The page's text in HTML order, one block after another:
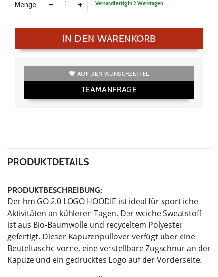
Menge Versandfertig in 2 Werktagen
IN DEN WARENKORB
AUF DEN WUNSCHZETTEL
TEAMANFRAGE
PRODUKTDETAILS
PRODUKTBESCHREIBUNG:
Der hmlGO 2.0 LOGO HOODIE ist ideal für sportliche
Aktivitäten an kühleren Tagen. Der weiche Sweatstoff
ist aus Bio-Baumwolle und recyceltem Polyester
gefertigt. Dieser Kapuzenpullover verfügt über eine
Beuteltasche vorne, eine verstellbare Zugschnur an der
Kapuze und ein gedrucktes Logo auf der Vorderseite.